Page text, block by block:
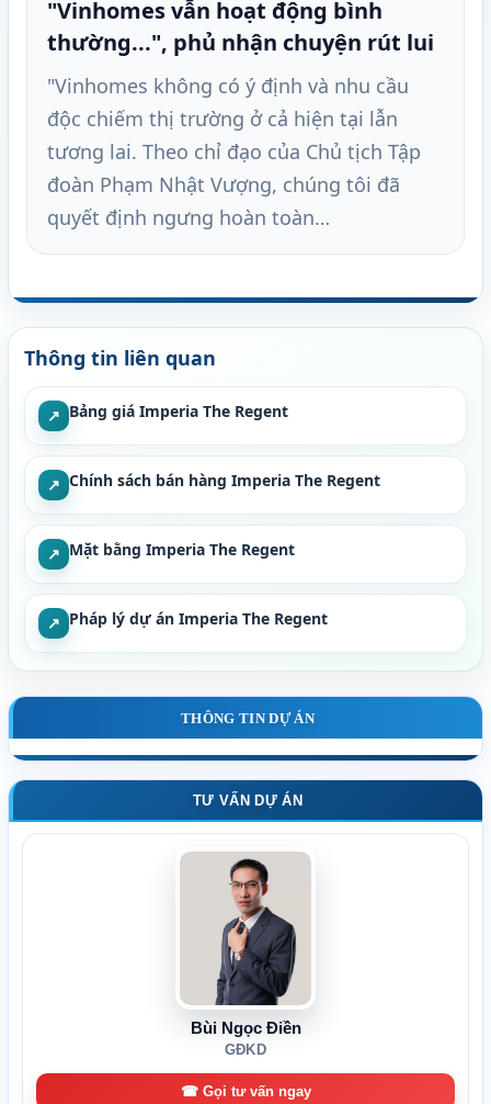
"Vinhomes vẫn hoạt động bình
thường...", phủ nhận chuyện rút lui
"Vinhomes không có ý định và nhu cầu
độc chiếm thị trường ở cả hiện tại lẫn
tương lai. Theo chỉ đạo của Chủ tịch Tập
đoàn Phạm Nhật Vượng, chúng tôi đã
quyết định ngưng hoàn toàn…
Thông tin liên quan
↗ Bảng giá Imperia The Regent
↗ Chính sách bán hàng Imperia The Regent
↗ Mặt bằng Imperia The Regent
↗ Pháp lý dự án Imperia The Regent
THÔNG TIN DỰ ÁN
TƯ VẤN DỰ ÁN
Bùi Ngọc Điền
GĐKD
☎ Gọi tư vấn ngay